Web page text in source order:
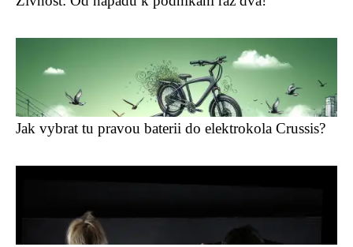
Jak vybrat tu pravou baterii do elektrokola Crussis?